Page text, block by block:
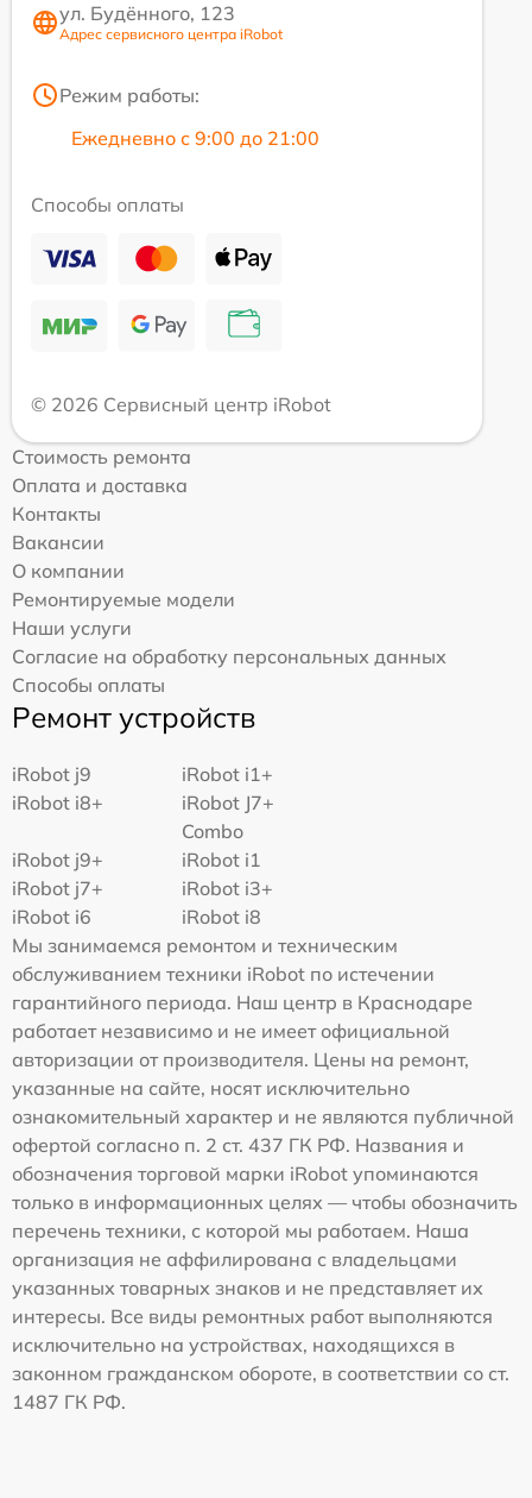
ул. Будённого, 123
Адрес сервисного центра iRobot
Режим работы:
Ежедневно с 9:00 до 21:00
Способы оплаты
© 2026 Сервисный центр iRobot
Стоимость ремонта
Оплата и доставка
Контакты
Вакансии
О компании
Ремонтируемые модели
Наши услуги
Согласие на обработку персональных данных
Способы оплаты
Ремонт устройств
iRobot j9
iRobot i1+
iRobot i8+
iRobot J7+
Combo
iRobot j9+
iRobot i1
iRobot j7+
iRobot i3+
iRobot i6
iRobot i8
Мы занимаемся ремонтом и техническим
обслуживанием техники iRobot по истечении
гарантийного периода. Наш центр в Краснодаре
работает независимо и не имеет официальной
авторизации от производителя. Цены на ремонт,
указанные на сайте, носят исключительно
ознакомительный характер и не являются публичной
офертой согласно п. 2 ст. 437 ГК РФ. Названия и
обозначения торговой марки iRobot упоминаются
только в информационных целях — чтобы обозначить
перечень техники, с которой мы работаем. Наша
организация не аффилирована с владельцами
указанных товарных знаков и не представляет их
интересы. Все виды ремонтных работ выполняются
исключительно на устройствах, находящихся в
законном гражданском обороте, в соответствии со ст.
1487 ГК РФ.